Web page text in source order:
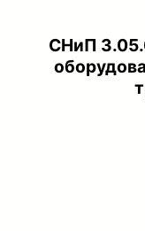
СНиП